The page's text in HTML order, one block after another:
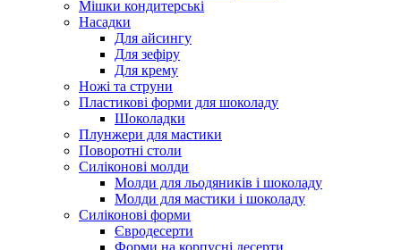
Мішки кондитерські
Насадки
Для айсингу
Для зефіру
Для крему
Ножі та струни
Пластикові форми для шоколаду
Шоколадки
Плунжери для мастики
Поворотні столи
Силіконові молди
Молди для льодяників і шоколаду
Молди для мастики і шоколаду
Силіконові форми
Євродесерти
Форми на корпусні десерти